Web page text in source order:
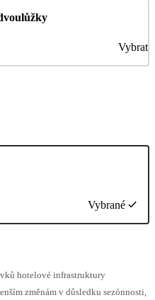
Vybrat
Vybrané
hotelové infrastruktury
změnám v důsledku sezónnosti,